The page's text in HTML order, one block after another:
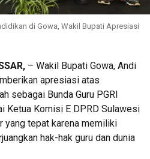
di Gowa, Wakil Bupati Apresiasi
– Wakil Bupati Gowa, Andi
apresiasi atas
sebagai Bunda Guru PGRI
Ketua Komisi E DPRD Sulawesi
yang tepat karena memiliki
hak-hak guru dan dunia